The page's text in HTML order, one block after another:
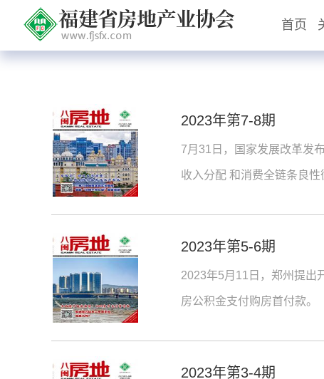
首页
2023年第7-8期
7月31日，国家发展改革发
收入分配 和消费全链条良
2023年第5-6期
2023年5月11日，郑州提出
房公积金支付购房首付款。
2023年第3-4期